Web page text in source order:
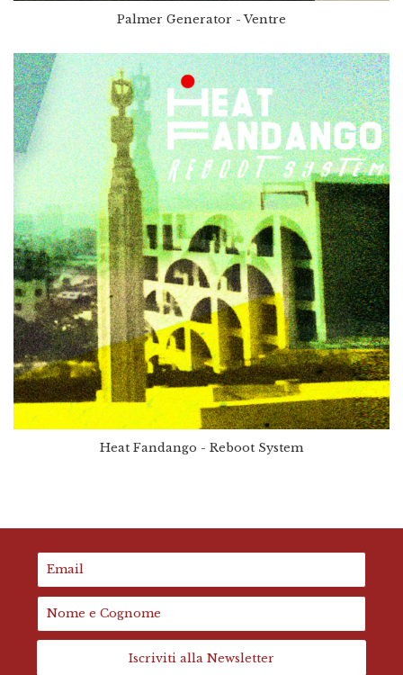
Palmer Generator - Ventre
Heat Fandango - Reboot System
Iscriviti alla Newsletter